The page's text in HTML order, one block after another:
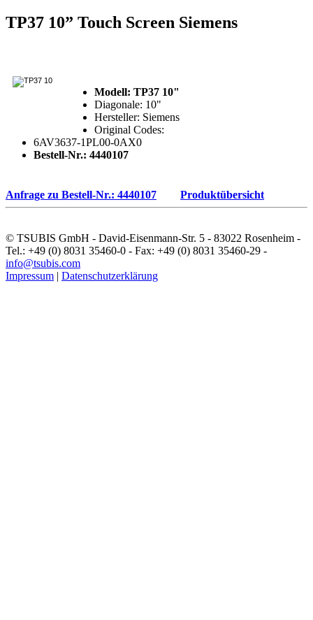
TP37 10” Touch Screen Siemens
Modell: TP37 10"
Diagonale: 10"
Hersteller: Siemens
Original Codes:
6AV3637-1PL00-0AX0
Bestell-Nr.: 4440107
Anfrage zu Bestell-Nr.: 4440107 Produktübersicht
© TSUBIS GmbH - David-Eisenmann-Str. 5 - 83022 Rosenheim -
Tel.: +49 (0) 8031 35460-0 - Fax: +49 (0) 8031 35460-29 -
info@tsubis.com
Impressum | Datenschutzerklärung